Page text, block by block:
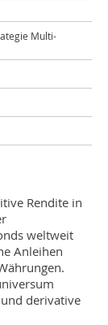
Multi-
Rendite in
weltweit
Anleihen
derivative